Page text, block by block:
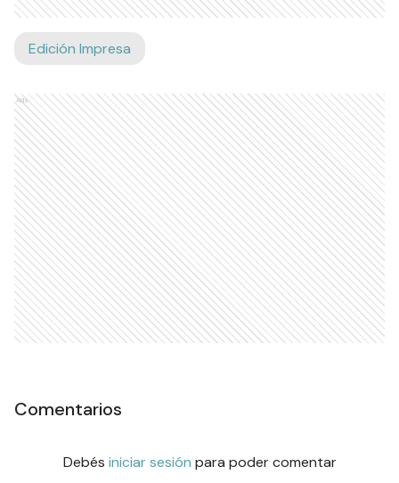
Edición Impresa
Ads
Comentarios
Debés iniciar sesión para poder comentar